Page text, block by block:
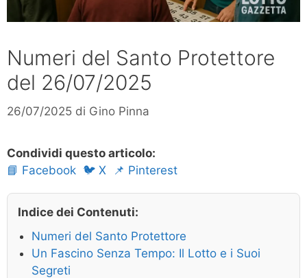
Numeri del Santo Protettore
del 26/07/2025
26/07/2025 di Gino Pinna
Condividi questo articolo:
📘 Facebook 🐦 X 📌 Pinterest
Indice dei Contenuti:
Numeri del Santo Protettore
Un Fascino Senza Tempo: Il Lotto e i Suoi
Segreti